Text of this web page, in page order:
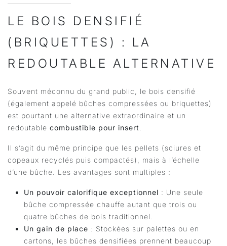
LE BOIS DENSIFIÉ
(BRIQUETTES) : LA
REDOUTABLE ALTERNATIVE
Souvent méconnu du grand public, le bois densifié
(également appelé bûches compressées ou briquettes)
est pourtant une alternative extraordinaire et un
redoutable combustible pour insert
Il s’agit du même principe que les pellets (sciures et
copeaux recyclés puis compactés), mais à l’échelle
d’une bûche. Les avantages sont multiples :
Un pouvoir calorifique exceptionnel : Une seule
bûche compressée chauffe autant que trois ou
quatre bûches de bois traditionnel.
Un gain de place : Stockées sur palettes ou en
cartons, les bûches densifiées prennent beaucoup